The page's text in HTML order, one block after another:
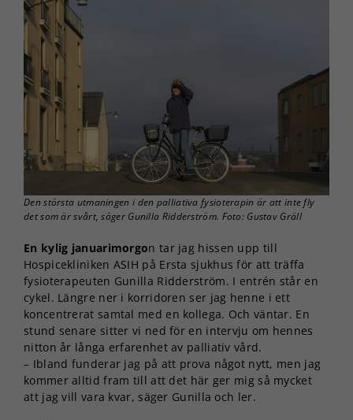
Den största utmaningen i den palliativa fysioterapin är att inte fly
det som är svårt, säger Gunilla Ridderström. Foto: Gustav Gräll
En kylig januarimorgon tar jag hissen upp till
Hospicekliniken ASIH på Ersta sjukhus för att träffa
fysioterapeuten Gunilla Ridderström. I entrén står en
cykel. Längre ner i korridoren ser jag henne i ett
koncentrerat samtal med en kollega. Och väntar. En
stund senare sitter vi ned för en intervju om hennes
nitton år långa erfarenhet av palliativ vård.
– Ibland funderar jag på att prova något nytt, men jag
kommer alltid fram till att det här ger mig så mycket
att jag vill vara kvar, säger Gunilla och ler.